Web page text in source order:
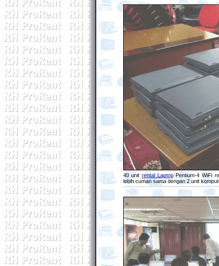
40 unit rental LaptopPentium-4 WiFi
lebih cuman sama dengan 2 unit